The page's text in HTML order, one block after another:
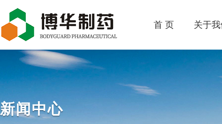
首 页 关于
新闻中心